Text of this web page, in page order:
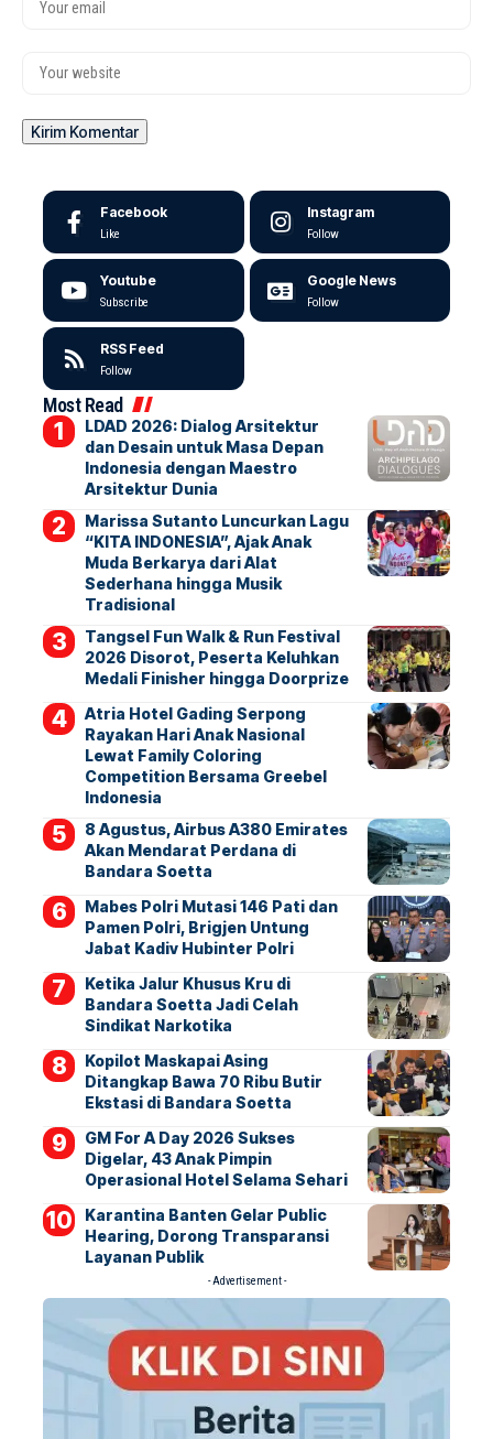
Facebook
Like
Instagram
Follow
Youtube
Subscribe
Google News
Follow
RSS Feed
Follow
Most Read
LDAD 2026: Dialog Arsitektur
dan Desain untuk Masa Depan
Indonesia dengan Maestro
Arsitektur Dunia
Marissa Sutanto Luncurkan Lagu
“KITA INDONESIA”, Ajak Anak
Muda Berkarya dari Alat
Sederhana hingga Musik
Tradisional
Tangsel Fun Walk & Run Festival
2026 Disorot, Peserta Keluhkan
Medali Finisher hingga Doorprize
Atria Hotel Gading Serpong
Rayakan Hari Anak Nasional
Lewat Family Coloring
Competition Bersama Greebel
Indonesia
8 Agustus, Airbus A380 Emirates
Akan Mendarat Perdana di
Bandara Soetta
Mabes Polri Mutasi 146 Pati dan
Pamen Polri, Brigjen Untung
Jabat Kadiv Hubinter Polri
Ketika Jalur Khusus Kru di
Bandara Soetta Jadi Celah
Sindikat Narkotika
Kopilot Maskapai Asing
Ditangkap Bawa 70 Ribu Butir
Ekstasi di Bandara Soetta
GM For A Day 2026 Sukses
Digelar, 43 Anak Pimpin
Operasional Hotel Selama Sehari
Karantina Banten Gelar Public
Hearing, Dorong Transparansi
Layanan Publik
- Advertisement -